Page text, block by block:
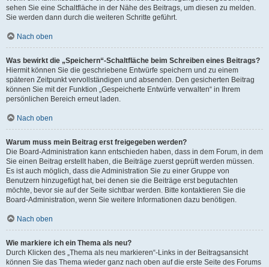
sehen Sie eine Schaltfläche in der Nähe des Beitrags, um diesen zu melden.
Sie werden dann durch die weiteren Schritte geführt.
Nach oben
Was bewirkt die „Speichern“-Schaltfläche beim Schreiben eines Beitrags?
Hiermit können Sie die geschriebene Entwürfe speichern und zu einem
späteren Zeitpunkt vervollständigen und absenden. Den gesicherten Beitrag
können Sie mit der Funktion „Gespeicherte Entwürfe verwalten“ in Ihrem
persönlichen Bereich erneut laden.
Nach oben
Warum muss mein Beitrag erst freigegeben werden?
Die Board-Administration kann entschieden haben, dass in dem Forum, in dem
Sie einen Beitrag erstellt haben, die Beiträge zuerst geprüft werden müssen.
Es ist auch möglich, dass die Administration Sie zu einer Gruppe von
Benutzern hinzugefügt hat, bei denen sie die Beiträge erst begutachten
möchte, bevor sie auf der Seite sichtbar werden. Bitte kontaktieren Sie die
Board-Administration, wenn Sie weitere Informationen dazu benötigen.
Nach oben
Wie markiere ich ein Thema als neu?
Durch Klicken des „Thema als neu markieren“-Links in der Beitragsansicht
können Sie das Thema wieder ganz nach oben auf die erste Seite des Forums